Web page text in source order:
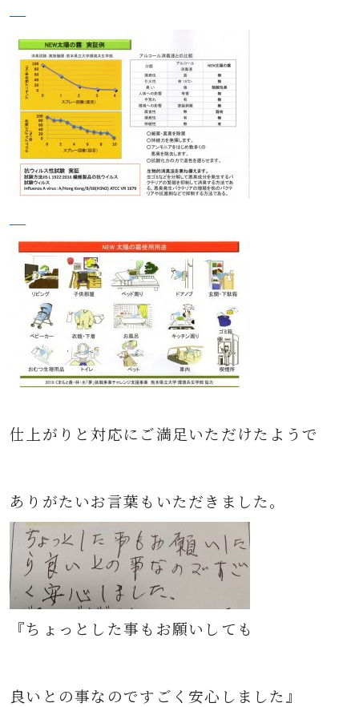
仕上がりと対応にご満足いただけたようで
ありがたいお言葉もいただきました。
『ちょっとした事もお願いしても
良いとの事なのですごく安心しました 』